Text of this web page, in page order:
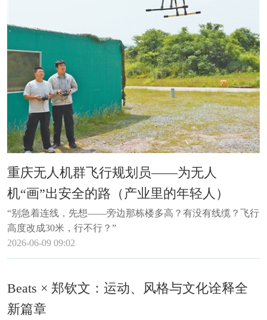
重庆无人机群飞行规划员——为无人
机“画”出安全的路（产业里的年轻人）
“别急着连线，先想——旁边那栋楼多高？有没有线缆？飞行
高度改成30米，行不行？”
2026-06-09 09:02
Beats × 郑钦文：运动、风格与文化诠释全
新篇章